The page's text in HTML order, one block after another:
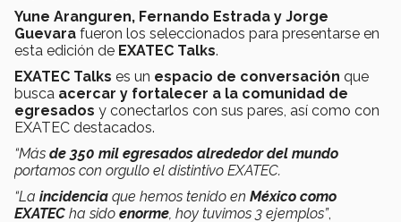
Yune Aranguren, Fernando Estrada y Jorge
Guevara fueron los seleccionados para presentarse en
esta edición de EXATEC Talks.
EXATEC Talks es un espacio de conversación que
busca acercar y fortalecer a la comunidad de
egresados y conectarlos con sus pares, así como con
EXATEC destacados.
“Más de 350 mil egresados alrededor del mundo
portamos con orgullo el distintivo EXATEC.
“La incidencia que hemos tenido en México como
EXATEC ha sido enorme , hoy tuvimos 3 ejemplos”,